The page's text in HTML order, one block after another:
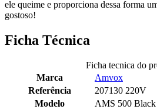
ele queime e proporciona dessa forma
gostoso!
Ficha Técnica
Ficha tecnica do
Marca
Amvox
Referência
207130 220V
Modelo
AMS 500 Black